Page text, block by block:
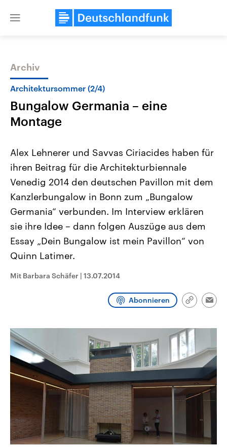
Close
Themen
Landtagswahl Sachsen-Anhalt
2026
Alle Informationen
Sachsen-Anhalt wählt am 6.
September 2026 einen neuen
Landtag. Seit 2021 wird das
Bundesland von einer Koalition aus
Umfragen, Prognosen,
und Hintergründe zu den Parteien
Wahl.
USA
Aktuelle Beiträge,
Hintergründe
Wirtschaftlich und
gehören die Vereinigten
den mächtigsten Ländern
mit großem Einfluss auf
aktuelle Weltgeschehen.
Sendungen Programm
Archiv
Architektursommer (2/4)
Bungalow Germania – eine
Montage
Alex Lehnerer und Savvas Ciriacides haben für
ihren Beitrag für die Architekturbiennale
Venedig 2014 den deutschen Pavillon mit dem
Kanzlerbungalow in Bonn zum „Bungalow
Germania“ verbunden. Im Interview erklären
sie ihre Idee – dann folgen Auszüge aus dem
Essay „Dein Bungalow ist mein Pavillon“ von
Quinn Latimer.
Mit Barbara Schäfer | 13.07.2014
Abonnieren
Link